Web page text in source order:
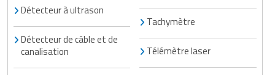
Détecteur à ultrason
Détecteur de câble et de
canalisation
Tachymètre
Télémètre laser